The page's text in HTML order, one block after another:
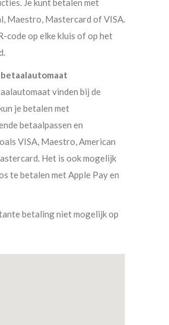
Je kunt betalen met
Maestro, Mastercard of VISA.
code op elke kluis of op het
vinden bij de
je betalen met
betaalpassen en
VISA, Maestro, American
Het is ook mogelijk
te betalen met Apple Pay en
betaling niet mogelijk op